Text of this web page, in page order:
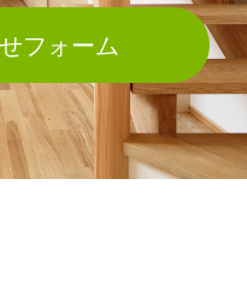
フォーム